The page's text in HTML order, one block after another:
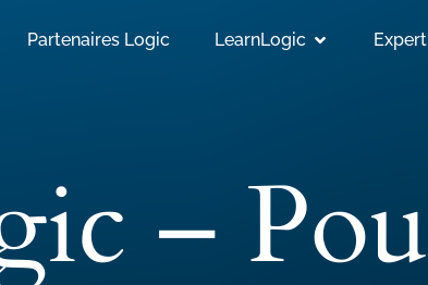
Partenaires Logic LearnLogic
–